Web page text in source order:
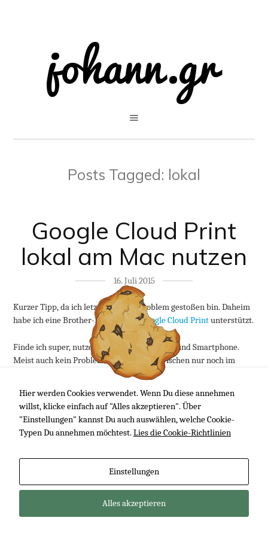
Posts Tagged: lokal
Google Cloud Print
lokal am Mac nutzen
16. Juli 2015
Kurzer Tipp, da ich letztens an ein Problem gestoßen bin. Daheim
habe ich eine Brother-Drucker, derGoogle Cloud Printunterstützt.
Finde ich super, nutze ich regelmäßig mit PC und Smartphone.
Meist auch kein Problem, da ich 95% inzwischen nur noch im
Browser erledige – zumindest, wenn ich was drucken müsste.
Artikel lesen
design by Netcodes
Hier werden Cookies verwendet. Wenn Du diese annehmen
willst, klicke einfach auf "Alles akzeptieren". Über
"Einstellungen" kannst Du auch auswählen, welche Cookie-
Typen Du annehmen möchtest.Lies die Cookie-Richtlinien
Einstellungen
Alles akzeptieren